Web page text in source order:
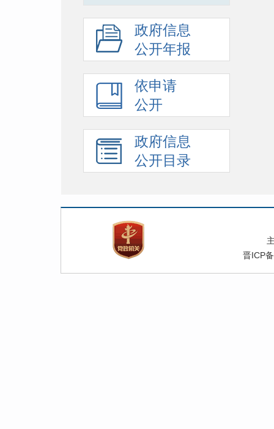
政府信息
公开年报
依申请
公开
政府信息
公开目录
晋ICP